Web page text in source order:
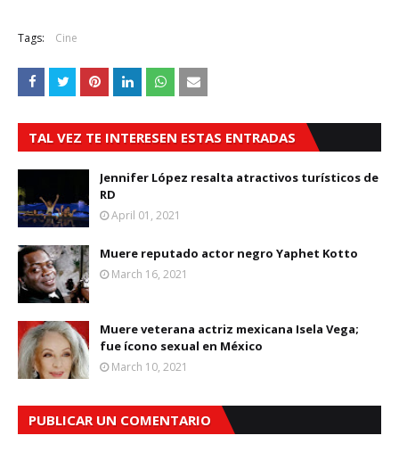
Tags: Cine
TAL VEZ TE INTERESEN ESTAS ENTRADAS
Jennifer López resalta atractivos turísticos de
RD
April 01, 2021
Muere reputado actor negro Yaphet Kotto
March 16, 2021
Muere veterana actriz mexicana Isela Vega;
fue ícono sexual en México
March 10, 2021
PUBLICAR UN COMENTARIO